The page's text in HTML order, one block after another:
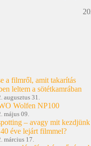
a filmről, amit takarítás
leltem a sötétkamrában
augusztus 31.
Wolfen NP100
május 09.
– avagy mit kezdjünk
éve lejárt filmmel?
március 17.